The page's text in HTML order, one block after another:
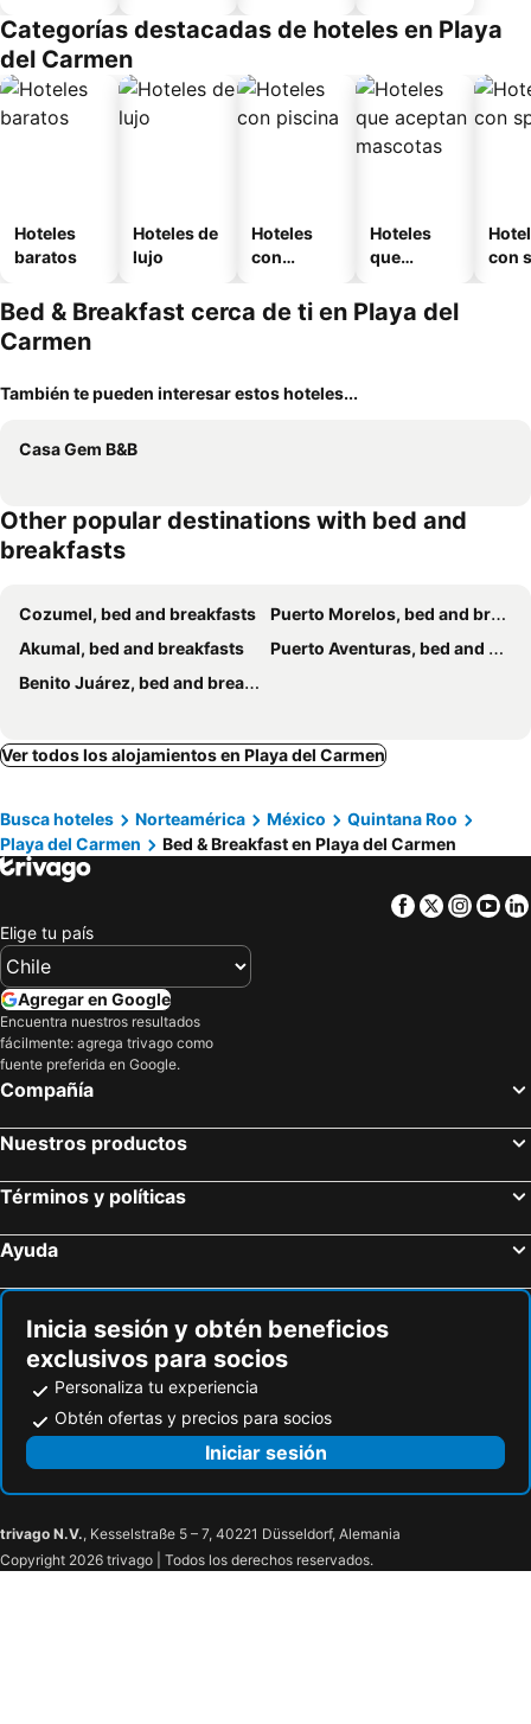
o
Categorías destacadas de hoteles en Playa
del Carmen
Hoteles
baratos
Hoteles de
lujo
Hoteles
con
Hoteles
que
mascotas
con
Bed & Breakfast cerca de ti en Playa del
Carmen
También te pueden interesar estos hoteles...
Casa Gem B&B
Other popular destinations with bed and
breakfasts
Cozumel, bed and breakfasts
Puerto Morelos, bed and breakfasts
Akumal, bed and breakfasts
Puerto Aventuras, bed and breakfasts
Benito Juárez, bed and breakfasts
Ver todos los alojamientos en Playa del Carmen
Busca hoteles Norteamérica México
Quintana Roo
Playa del Carmen
Bed & Breakfast en Playa del Carmen
Facebook
Twitter
Elige tu país
Agregar en Google
Encuentra nuestros resultados
fácilmente: agrega trivago como
fuente preferida en Google.
Compañía
Nuestros productos
Términos y políticas
Ayuda
Inicia sesión y obtén beneficios
exclusivos para socios
Personaliza tu experiencia
Obtén ofertas y precios para socios
Iniciar sesión
trivago N.V., Kesselstraße 5 – 7, 40221 Düsseldorf, Alemania
Copyright 2026 trivago | Todos los derechos reservados.